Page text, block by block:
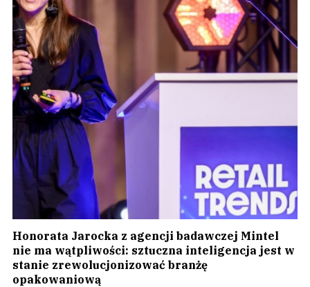
Honorata Jarocka z agencji badawczej Mintel
nie ma wątpliwości: sztuczna inteligencja jest w
stanie zrewolucjonizować branżę
opakowaniową